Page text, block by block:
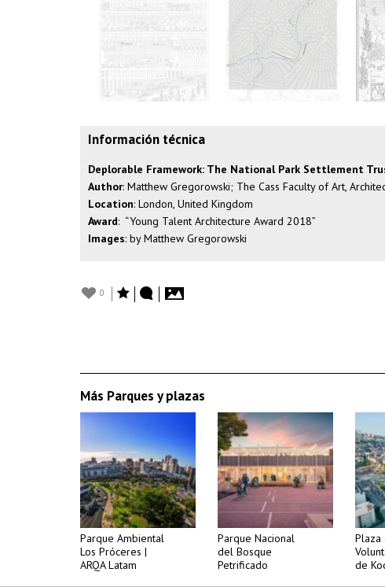
Información técnica
Deplorable Framework: The National Park Settlement
Author: Matthew Gregorowski; The Cass Faculty of Art,
Location: London, United Kingdom
Award: “Young Talent Architecture Award 2018”
Images: by Matthew Gregorowski
0
Más Parques y plazas
Parque Ambiental
Los Próceres |
ARQA Latam
Parque Nacional
del Bosque
Petrificado
Plaza
de